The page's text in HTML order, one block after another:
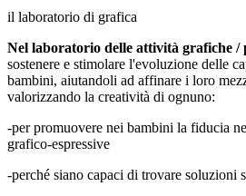
il laboratorio di grafica
Nel laboratorio delle attività grafiche /
sostenere e stimolare l'evoluzione delle
bambini, aiutandoli ad affinare i loro
valorizzando la creatività di ognuno:
-per promuovere nei bambini la fiducia
grafico-espressive
-perché siano capaci di trovare soluzioni